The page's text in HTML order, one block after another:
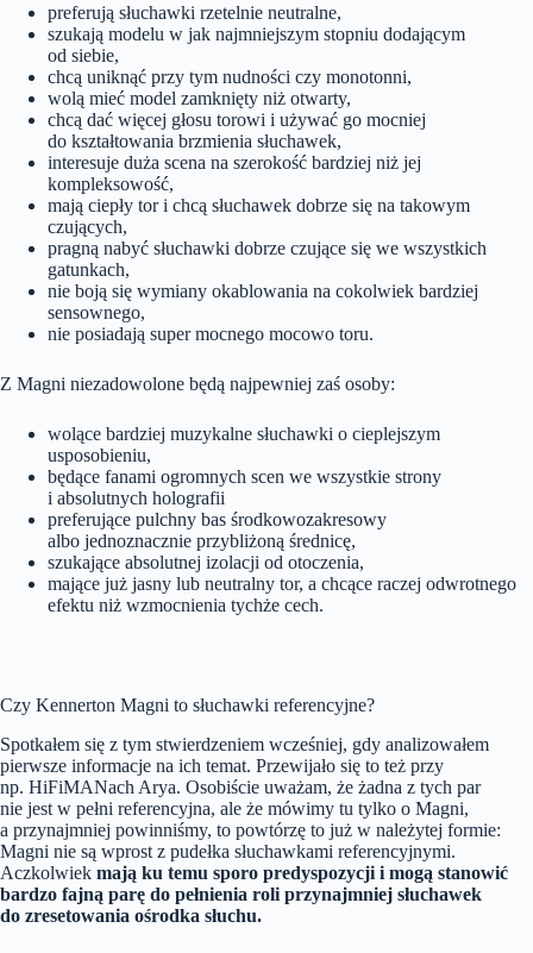
preferują słuchawki rzetelnie neutralne,
szukają modelu w jak najmniejszym stopniu dodającym
od siebie,
chcą uniknąć przy tym nudności czy monotonni,
wolą mieć model zamknięty niż otwarty,
chcą dać więcej głosu torowi i używać go mocniej
do kształtowania brzmienia słuchawek,
interesuje duża scena na szerokość bardziej niż jej
kompleksowość,
mają ciepły tor i chcą słuchawek dobrze się na takowym
czujących,
pragną nabyć słuchawki dobrze czujące się we wszystkich
gatunkach,
nie boją się wymiany okablowania na cokolwiek bardziej
sensownego,
nie posiadają super mocnego mocowo toru.
Z Magni niezadowolone będą najpewniej zaś osoby:
wolące bardziej muzykalne słuchawki o cieplejszym
usposobieniu,
będące fanami ogromnych scen we wszystkie strony
i absolutnych holografii
preferujące pulchny bas środkowozakresowy
albo jednoznacznie przybliżoną średnicę,
szukające absolutnej izolacji od otoczenia,
mające już jasny lub neutralny tor, a chcące raczej odwrotnego
efektu niż wzmocnienia tychże cech.
Czy Kennerton Magni to słuchawki referencyjne?
Spotkałem się z tym stwierdzeniem wcześniej, gdy analizowałem
pierwsze informacje na ich temat. Przewijało się to też przy
np. HiFiMANach Arya. Osobiście uważam, że żadna z tych par
nie jest w pełni referencyjna, ale że mówimy tu tylko o Magni,
a przynajmniej powinniśmy, to powtórzę to już w należytej formie:
Magni nie są wprost z pudełka słuchawkami referencyjnymi.
Aczkolwiek mają ku temu sporo predyspozycji i mogą stanowić
bardzo fajną parę do pełnienia roli przynajmniej słuchawek
do zresetowania ośrodka słuchu.